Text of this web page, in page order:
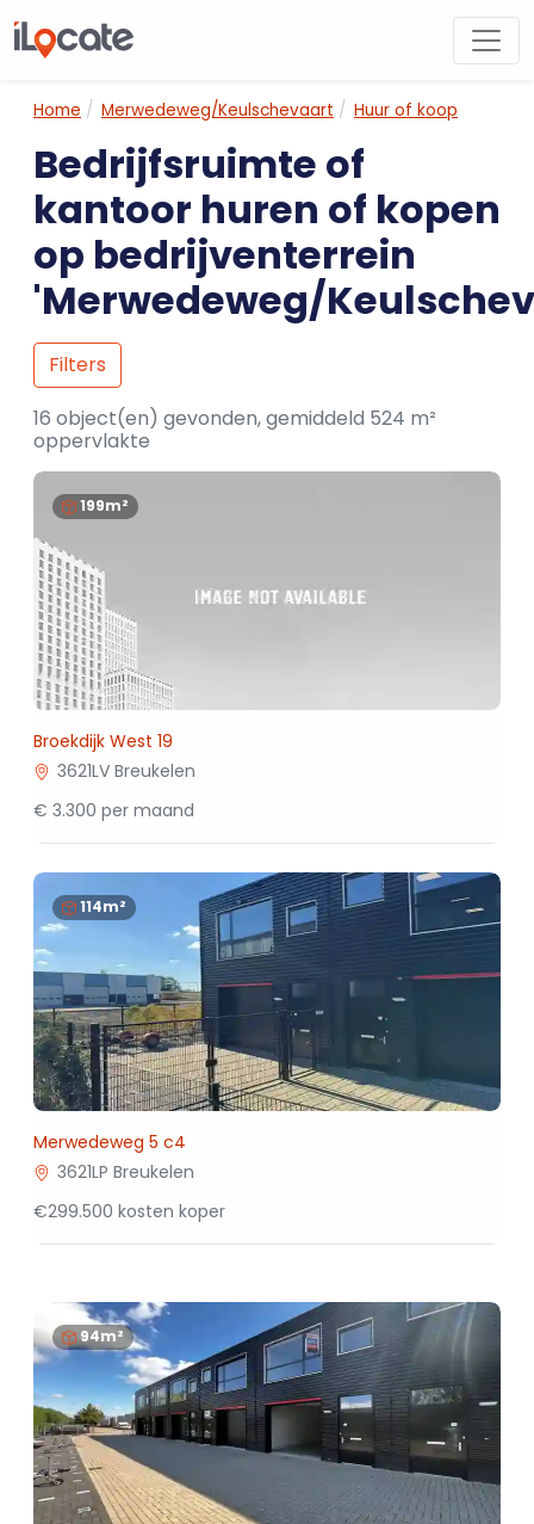
Home Merwedeweg/Keulschevaart Huur of koop
Bedrijfsruimte of
kantoor huren of kopen
op bedrijventerrein
'Merwedeweg/
Filters
16 object(en) gevonden, gemiddeld 524 m²
oppervlakte
199m²
Broekdijk West 19
3621LV Breukelen
€ 3.300 per maand
114m²
Merwedeweg 5 c4
3621LP Breukelen
€299.500 kosten koper
94m²